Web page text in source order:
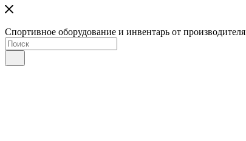
Спортивное оборудование и инвентарь от производителя